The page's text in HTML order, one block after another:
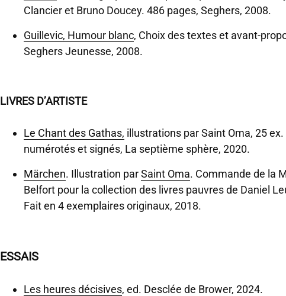
Clancier et Bruno Doucey. 486 pages, Seghers, 2008.
Guillevic, Humour blanc, Choix des textes et avant-
Seghers Jeunesse, 2008.
LIVRES D’ARTISTE
Le Chant des Gathas, illustrations par Saint Oma, 25 ex.
numérotés et signés, La septième sphère, 2020.
Märchen. Illustration parSaint Oma. Commande de la
Belfort pour la collection des livres pauvres de Daniel
Fait en 4 exemplaires originaux, 2018.
ESSAIS
Les heures décisives, ed. Desclée de Brower, 2024.